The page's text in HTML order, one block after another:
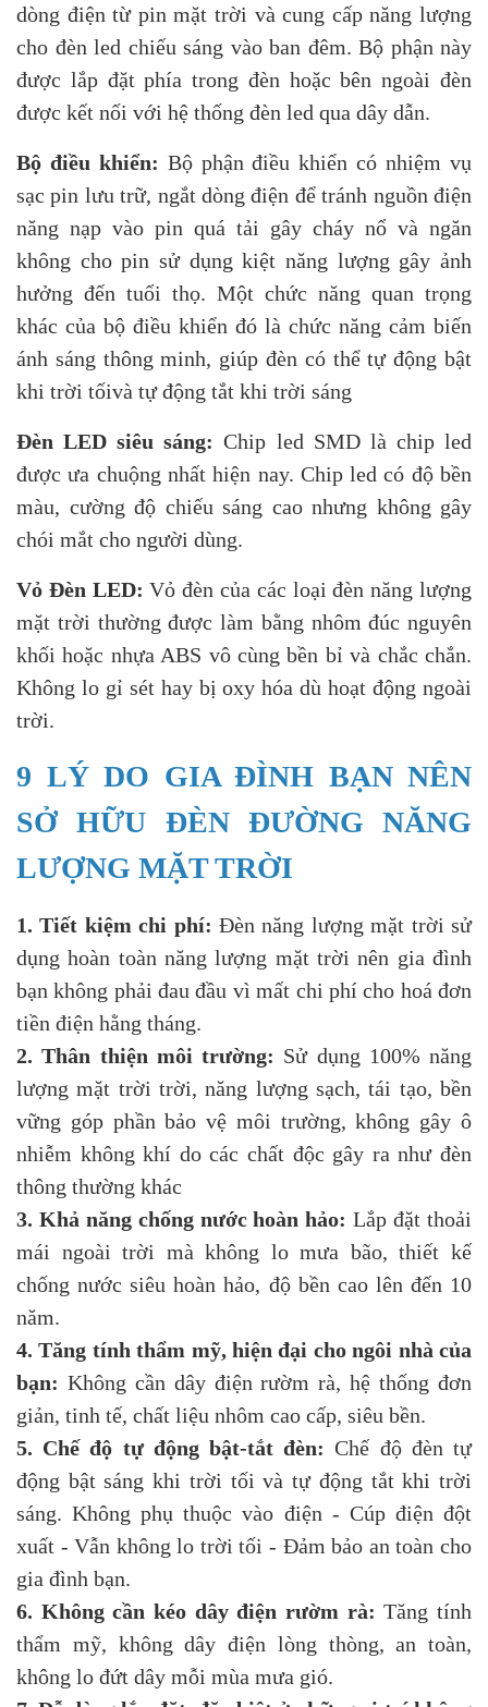
dòng điện từ pin mặt trời và cung cấp năng lượng
cho đèn led chiếu sáng vào ban đêm. Bộ phận này
được lắp đặt phía trong đèn hoặc bên ngoài đèn
được kết nối với hệ thống đèn led qua dây dẫn.
Bộ điều khiển: Bộ phận điều khiển có nhiệm vụ
sạc pin lưu trữ, ngắt dòng điện để tránh nguồn điện
năng nạp vào pin quá tải gây cháy nổ và ngăn
không cho pin sử dụng kiệt năng lượng gây ảnh
hưởng đến tuổi thọ. Một chức năng quan trọng
khác của bộ điều khiển đó là chức năng cảm biến
ánh sáng thông minh, giúp đèn có thể tự động bật
khi trời tốivà tự động tắt khi trời sáng
Đèn LED siêu sáng: Chip led SMD là chip led
được ưa chuộng nhất hiện nay. Chip led có độ bền
màu, cường độ chiếu sáng cao nhưng không gây
chói mắt cho người dùng.
Vỏ Đèn LED: Vỏ đèn của các loại đèn năng lượng
mặt trời thường được làm bằng nhôm đúc nguyên
khối hoặc nhựa ABS vô cùng bền bỉ và chắc chắn.
Không lo gỉ sét hay bị oxy hóa dù hoạt động ngoài
trời.
9 LÝ DO GIA ĐÌNH BẠN NÊN
SỞ HỮU ĐÈN ĐƯỜNG NĂNG
LƯỢNG MẶT TRỜI
1. Tiết kiệm chi phí: Đèn năng lượng mặt trời sử
dụng hoàn toàn năng lượng mặt trời nên gia đình
bạn không phải đau đầu vì mất chi phí cho hoá đơn
tiền điện hằng tháng.
2. Thân thiện môi trường: Sử dụng 100% năng
lượng mặt trời trời, năng lượng sạch, tái tạo, bền
vững góp phần bảo vệ môi trường, không gây ô
nhiễm không khí do các chất độc gây ra như đèn
thông thường khác
3. Khả năng chống nước hoàn hảo:Lắp đặt thoải
mái ngoài trời mà không lo mưa bão, thiết kế
chống nước siêu hoàn hảo, độ bền cao lên đến 10
năm.
4. Tăng tính thẩm mỹ, hiện đại cho ngôi nhà của
bạn: Không cần dây điện rườm rà, hệ thống đơn
giản, tinh tế, chất liệu nhôm cao cấp, siêu bền.
5. Chế độ tự động bật-tắt đèn:Chế độ đèn tự
động bật sáng khi trời tối và tự động tắt khi trời
sáng. Không phụ thuộc vào điện - Cúp điện đột
xuất - Vẫn không lo trời tối - Đảm bảo an toàn cho
gia đình bạn.
6. Không cần kéo dây điện rườm rà:Tăng tính
thẩm mỹ, không dây điện lòng thòng, an toàn,
không lo đứt dây mỗi mùa mưa gió.